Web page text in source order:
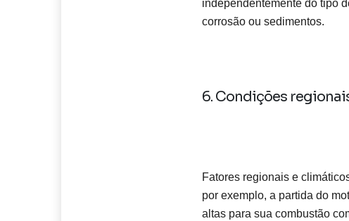
independentemente do tipo
corrosão ou sedimentos.
6. Condições
Fatores regionais e
por exemplo, a partida do
altas para sua combustão